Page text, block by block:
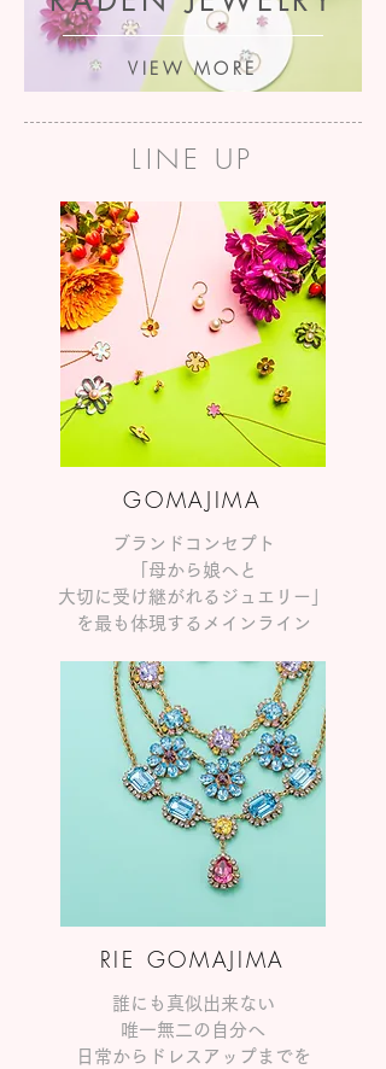
VIEW MORE
LINE UP
GOMAJIMA
ブランドコンセプト
「母から娘へと
大切に受け継がれるジュエリー」
を最も体現するメインライン
RIE GOMAJIMA
誰にも真似出来ない
唯一無二の自分へ
日常からドレスアップまでを